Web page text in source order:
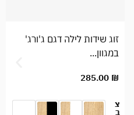
285.00
זוג שידות לילה דגם ג'ורג'
במגוון...